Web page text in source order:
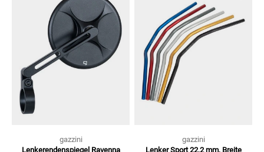
gazzini
Lenkerendenspiegel Ravenna
gazzini
Lenker Sport 22,2 mm, Breite